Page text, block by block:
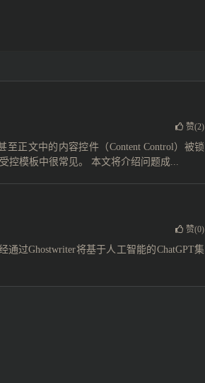
赞(2)
正文中的内容控件（Content Control）被锁
控模板中很常见。 本文将介绍问题成...
赞(0)
过Ghostwriter将基于人工智能的ChatGPT集